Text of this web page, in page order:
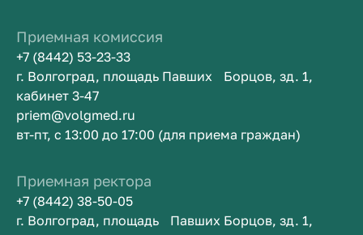
Приемная комиссия
+7 (8442) 53-23-33
г. Волгоград, площадь Павших Борцов, зд. 1,
кабинет 3-47
priem@volgmed.ru
вт-пт, с 13:00 до 17:00 (для приема граждан)
Приемная ректора
+7 (8442) 38-50-05
г. Волгоград, площадь Павших Борцов, зд. 1,